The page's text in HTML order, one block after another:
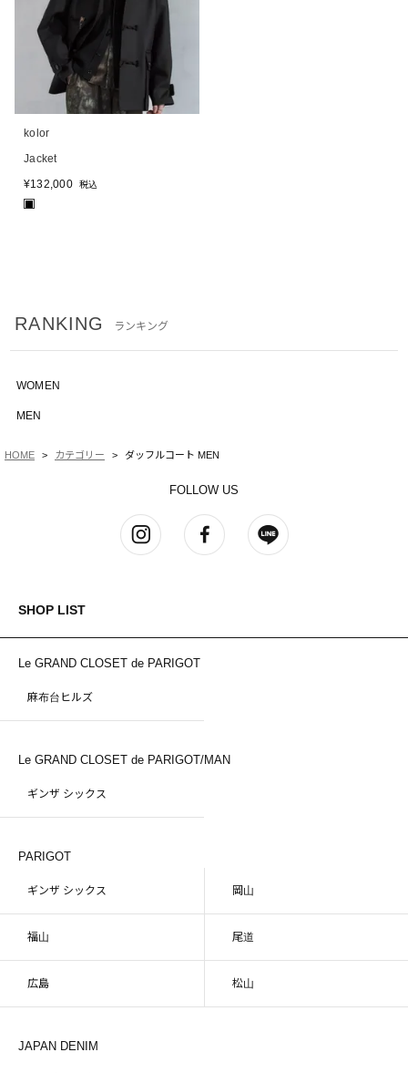
kolor
Jacket
¥132,000 税込
RANKING ランキング
WOMEN
MEN
HOME カテゴリー ダッフルコート MEN
FOLLOW US
SHOP LIST
Le GRAND CLOSET de PARIGOT
麻布台ヒルズ
Le GRAND CLOSET de PARIGOT/MAN
ギンザ シックス
PARIGOT
ギンザ シックス 岡山
福山 尾道
広島 松山
JAPAN DENIM